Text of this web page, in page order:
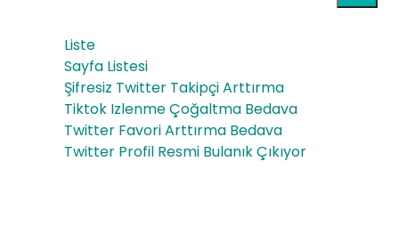
Liste
Sayfa Listesi
Şifresiz Twitter Takipçi Arttırma
Tiktok Izlenme Çoğaltma Bedava
Twitter Favori Arttırma Bedava
Twitter Profil Resmi Bulanık Çıkıyor